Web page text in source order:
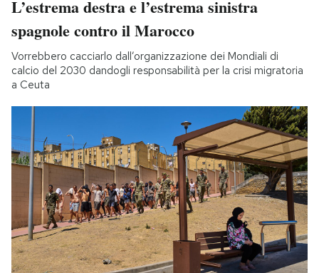
L’estrema destra e l’estrema sinistra
spagnole contro il Marocco
Vorrebbero cacciarlo dall’organizzazione dei Mondiali di
calcio del 2030 dandogli responsabilità per la crisi migratoria
a Ceuta